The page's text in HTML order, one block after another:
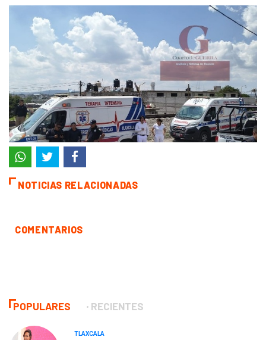
NOTICIAS RELACIONADAS
COMENTARIOS
POPULARES RECIENTES
TLAXCALA